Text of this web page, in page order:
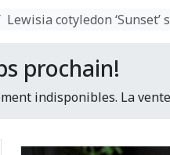
Lewisia cotyledon ‘Sunset’
prochain!
indisponibles. La